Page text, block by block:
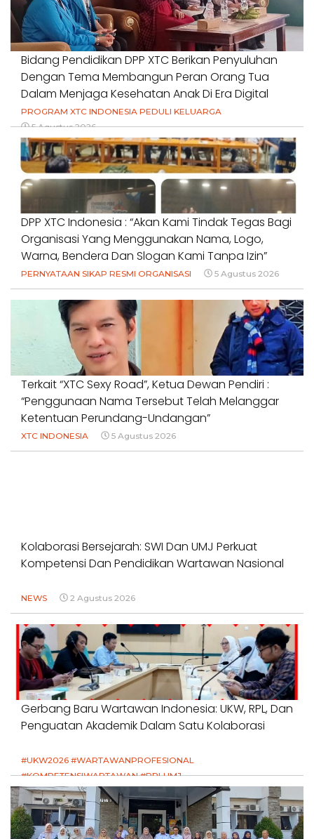
Bidang Pendidikan DPP XTC Berikan Penyuluhan
Dengan Tema Membangun Peran Orang Tua
Dalam Menjaga Kesehatan Anak Di Era Digital
PROGRAM XTC INDONESIA PEDULI KELUARGA
5 Agustus 2026
DPP XTC Indonesia : “Akan Kami Tindak Tegas Bagi
Organisasi Yang Menggunakan Nama, Logo,
Warna, Bendera Dan Slogan Kami Tanpa Izin”
PERNYATAAN SIKAP RESMI ORGANISASI 5 Agustus 2026
Terkait “XTC Sexy Road”, Ketua Dewan Pendiri :
“Penggunaan Nama Tersebut Telah Melanggar
Ketentuan Perundang-Undangan”
XTC INDONESIA 5 Agustus 2026
Kolaborasi Bersejarah: SWI Dan UMJ Perkuat
Kompetensi Dan Pendidikan Wartawan Nasional
NEWS 2 Agustus 2026
Gerbang Baru Wartawan Indonesia: UKW, RPL, Dan
Penguatan Akademik Dalam Satu Kolaborasi
#UKW2026 #WARTAWANPROFESIONAL
#KOMPETENSIWARTAWAN #RPLUMJ
#PENDIDIKANWARTAWAN #SWINASIONAL #SWIJABAR
1 Agustus 2026